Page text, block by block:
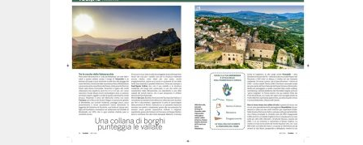
15 DICEMBRE 2025 | PANETTONI, TORRONE E CONTRO-PANETTONE:
11 DICEMBRE 2025 | LA GUIDA FLOS OLEI INCORONA I “MAGNIFICI 7”
11 DICEMBRE 2025 | DANTE ALIGHIERI E L’USO DI PAPAVERINA: ECCO
10 DICEMBRE 2025 | MONTESCUDO, AL TEATRO ROSASPINA PRIMA
6 DICEMBRE 2025 | CATTOLICA, I FRATELLI RAUCCI CONFERMANO LA
1 AGOSTO 2026
A CATTOLICA APRE “RAVEN”: IL PRIMO “DRINK